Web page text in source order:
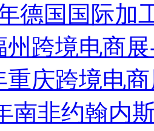
德国国际加
州跨境电商
重庆跨境电
南非约翰内